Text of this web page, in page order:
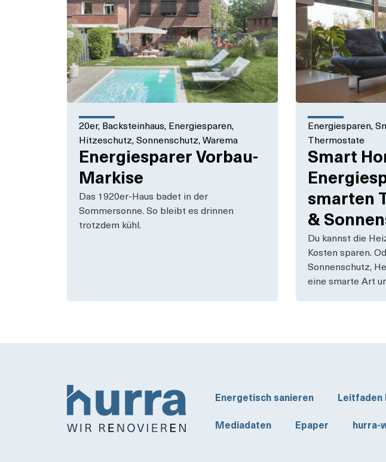
20er, Backsteinhaus, Energiesparen,
Hitzeschutz, Sonnenschutz, Warema
Energiesparer Vorbau-
Markise
Das 1920er-Haus badet in der
Sommersonne. So bleibt es drinnen
trotzdem kühl.
Energiesparen,
Thermostate
Smart
smarten
&
Du kannst die
Kosten sparen.
Sonnenschutz,
eine smarte Art
Energetisch sanieren Leitfaden
Mediadaten Epaper hurra-